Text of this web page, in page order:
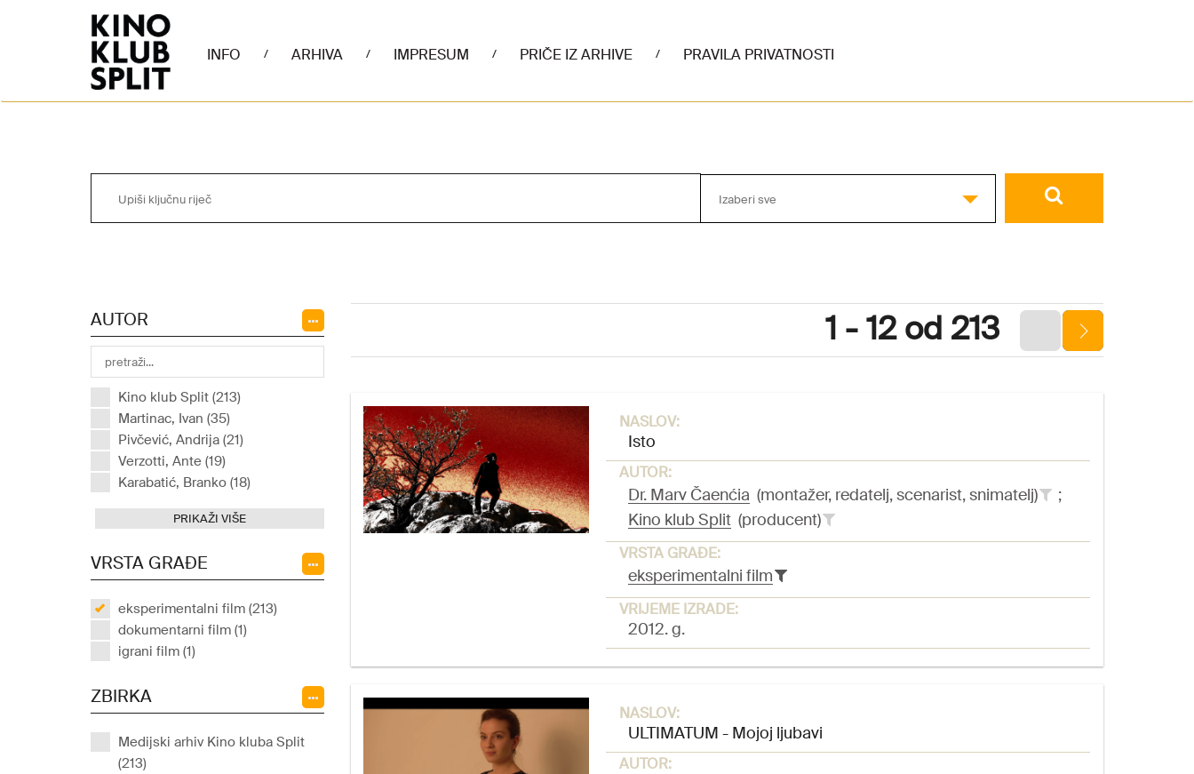
INFO / ARHIVA / IMPRESUM / PRIČE IZ ARHIVE / PRAVILA PRIVATNOSTI
Izaberi sve
AUTOR
Kino klub Split (213)
Martinac, Ivan (35)
Pivčević, Andrija (21)
Verzotti, Ante (19)
Karabatić, Branko (18)
PRIKAŽI VIŠE
VRSTA GRAĐE
eksperimentalni film (213)
dokumentarni film (1)
igrani film (1)
ZBIRKA
Medijski arhiv Kino kluba Split
(213)
1 - 12 od 213
NASLOV:
Isto
AUTOR:
Dr. Marv Čaenćia (montažer, redatelj, scenarist, snimatelj)
;
Kino klub Split(producent)
VRSTA GRAĐE:
eksperimentalni film
VRIJEME IZRADE:
2012. g.
NASLOV:
ULTIMATUM - Mojoj ljubavi
AUTOR: